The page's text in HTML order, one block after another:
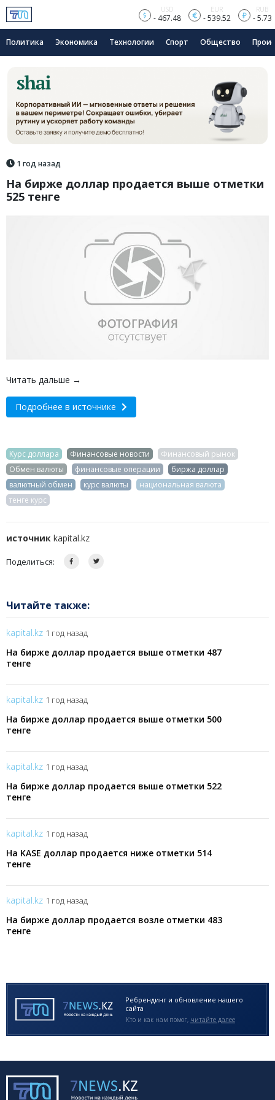
USD
- 467.48
EUR
- 539.52
RUB
- 5.73
Политика Экономика Технологии Спорт Общество
1 год назад
На бирже доллар продается выше отметки
525 тенге
Читать дальше →
Подробнее в источнике
Курс доллара Финансовые новости
Финансовый рынок
Обмен валюты
финансовые операции
биржа доллар
валютный обмен
курс валюты
национальная валюта
тенге курс
источник kapital.kz
Поделиться:
Читайте также:
kapital.kz 1 год назад
На бирже доллар продается выше отметки 487
тенге
kapital.kz 1 год назад
На бирже доллар продается выше отметки 500
тенге
kapital.kz 1 год назад
На бирже доллар продается выше отметки 522
тенге
kapital.kz 1 год назад
На KASE доллар продается ниже отметки 514
тенге
kapital.kz 1 год назад
На бирже доллар продается возле отметки 483
тенге
Ребрендинг и обновление нашего
сайта
Кто и как нам помог, читайте далее